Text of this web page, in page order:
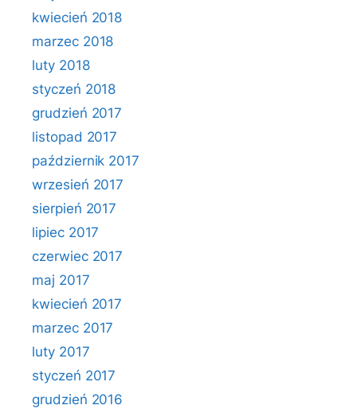
kwiecień 2018
marzec 2018
luty 2018
styczeń 2018
grudzień 2017
listopad 2017
październik 2017
wrzesień 2017
sierpień 2017
lipiec 2017
czerwiec 2017
maj 2017
kwiecień 2017
marzec 2017
luty 2017
styczeń 2017
grudzień 2016